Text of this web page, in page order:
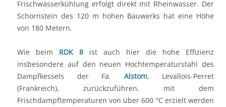
Frischwasserkühlung erfolgt direkt mit Rheinwasser. Der
Schornstein des 120 m hohen Bauwerks hat eine Höhe
von 180 Metern.
Wie beim RDK 8 ist auch hier die hohe Effizienz
insbesondere auf den neuen Hochtemperaturstahl des
Dampfkessels der Fa. Alstom, Levallois-Perret
(Frankreich), zurückzuführen, mit dem
Frischdampftemperaturen von über 600 °C erzielt werden